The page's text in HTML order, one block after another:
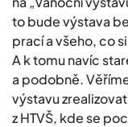
to bude výstava
prací a všeho, co
A k tomu navíc
a podobně.
výstavu
z HTVŠ, kde se